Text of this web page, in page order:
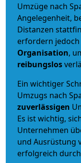
Umzüge nach
Angelegenheit,
Distanzen
erfordern
Organisation,
reibungslos
Ein wichtiger
Umzugs nach
zuverlässigen
Es ist wichtig,
Unternehmen
und Ausrüstung
erfolgreich